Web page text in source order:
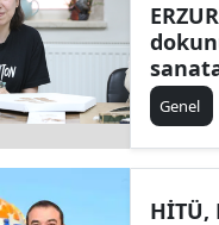
Genel
HİTÜ,